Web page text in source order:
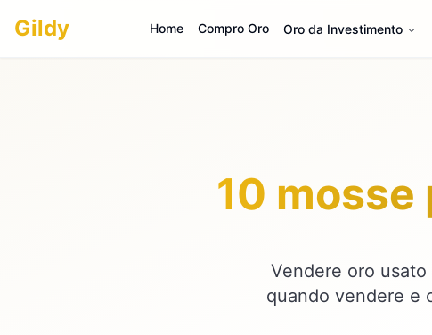
Gildy Home Compro Oro Oro da Investimento
10
Vendere oro
quando vendere e